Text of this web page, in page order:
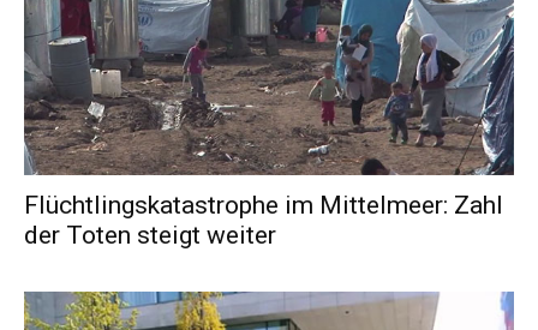
Flüchtlingskatastrophe im Mittelmeer: Zahl
der Toten steigt weiter